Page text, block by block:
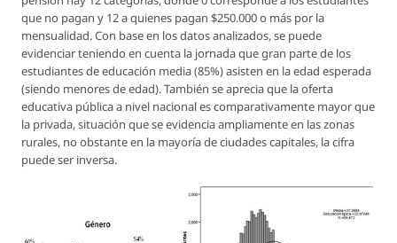
que no pagan y 12 a quienes pagan $250.000 o más por la
mensualidad. Con base en los datos analizados, se puede
evidenciar teniendo en cuenta la jornada que gran parte de los
estudiantes de educación media (85%) asisten en la edad esperada
(siendo menores de edad). También se aprecia que la oferta
educativa pública a nivel nacional es comparativamente mayor que
la privada, situación que se evidencia ampliamente en las zonas
rurales, no obstante en la mayoría de ciudades capitales, la cifra
puede ser inversa.